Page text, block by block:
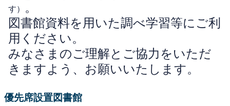
す）
。
図書館資料を用いた調べ学習等にご利
用ください。
みなさまのご理解とご協力をいただ
きますよう、お願いいたします。
優先席設置図書館